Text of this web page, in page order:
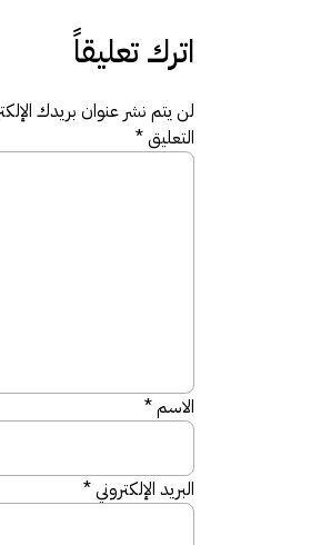
اترك تعليقاً
لن يتم نشر عنوان بريدك
التعليق*
الاسم*
البريد الإلكتروني*